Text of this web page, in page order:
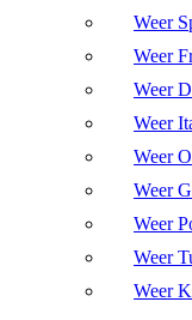
Weer
Weer
Weer
Weer
Weer
Weer
Weer
Weer
Weer